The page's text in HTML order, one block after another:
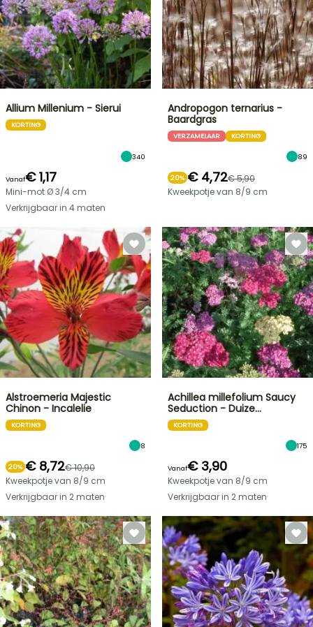
Allium Millenium - Sierui
KORTING
340
Vanaf€ 1,17
Mini-mot Ø 3/4 cm
Verkrijgbaar in 4 maten
Andropogon ternarius -
Baardgras
VERZAMELAAR KORTING
89
20% € 4,72€ 5,90
Kweekpotje van 8/9 cm
Alstroemeria Majestic
Chinon - Incalelie
KORTING
8
20% € 8,72€ 10,90
Kweekpotje van 8/9 cm
Verkrijgbaar in 2 maten
Achillea millefolium Saucy
Seduction - Duize…
KORTING
175
Vanaf€ 3,90
Kweekpotje van 8/9 cm
Verkrijgbaar in 2 maten